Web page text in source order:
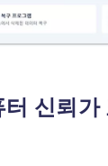
신뢰